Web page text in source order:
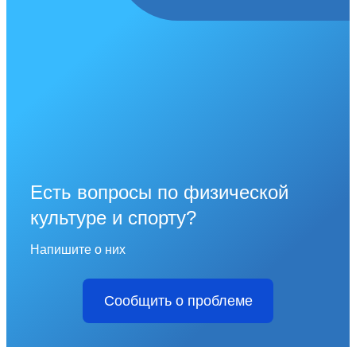
Есть вопросы по физической
культуре и спорту?
Напишите о них
Сообщить о проблеме